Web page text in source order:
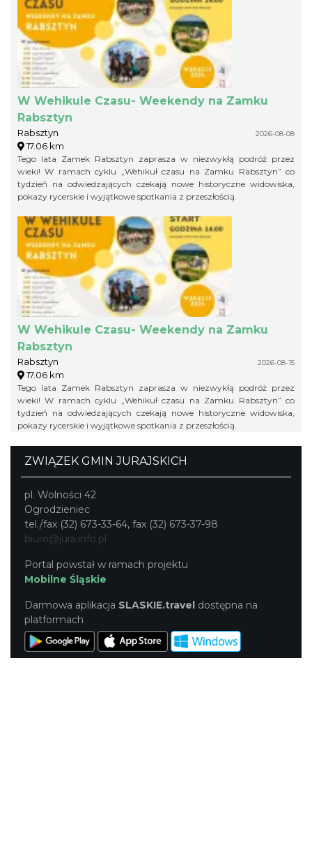
W Wehikule Czasu- Weekendy na Zamku
Rabsztyn
Rabsztyn 2026-08-08
17.06 km
Tego lata Zamek Rabsztyn zaprasza w niezwykłą podróż przez
wieki! W ramach cyklu „Wehikuł czasu na Zamku Rabsztyn” co
tydzień na odwiedzających czekają nowe historyczne widowiska,
pokazy rycerskie i wyjątkowe spotkania z przeszłością.
W Wehikule Czasu- Weekendy na Zamku
Rabsztyn
Rabsztyn 2026-08-15
17.06 km
Tego lata Zamek Rabsztyn zaprasza w niezwykłą podróż przez
wieki! W ramach cyklu „Wehikuł czasu na Zamku Rabsztyn” co
tydzień na odwiedzających czekają nowe historyczne widowiska,
pokazy rycerskie i wyjątkowe spotkania z przeszłością.
ZWIĄZEK GMIN JURAJSKICH
pl. Wolności 42
Ogrodzieniec
tel./fax (32) 673-33-64, fax (32) 673-37-98
biuro@jura.info.pl
Portal powstał w ramach projektu
Mobilne Śląskie
Darmowa aplikacja SLASKIE.travel dostępna na
platformach